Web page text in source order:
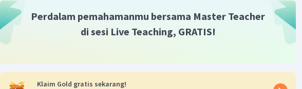
Perdalam pemahamanmu bersama Master Teacher
di sesi Live Teaching, GRATIS!
Klaim Gold gratis sekarang!